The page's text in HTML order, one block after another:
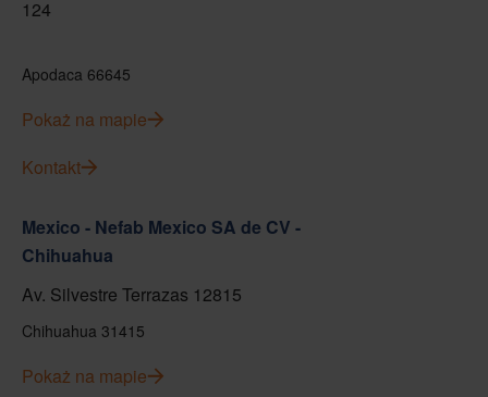
124
Apodaca 66645
Pokaż na mapie
Kontakt
Mexico - Nefab Mexico SA de CV -
Chihuahua
Av. Silvestre Terrazas 12815
Chihuahua 31415
Pokaż na mapie